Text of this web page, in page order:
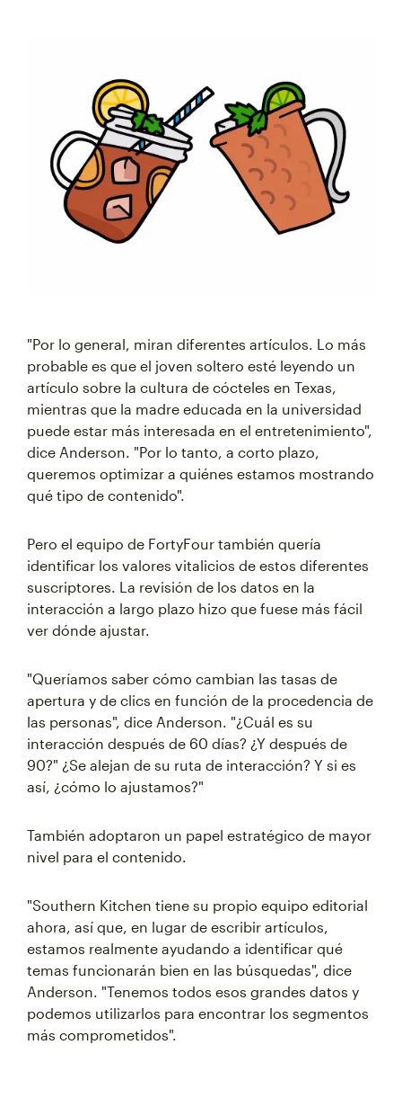
"Por lo general, miran diferentes artículos. Lo más
probable es que el joven soltero esté leyendo un
artículo sobre la cultura de cócteles en Texas,
mientras que la madre educada en la universidad
puede estar más interesada en el entretenimiento",
dice Anderson. "Por lo tanto, a corto plazo,
queremos optimizar a quiénes estamos mostrando
qué tipo de contenido".
Pero el equipo de FortyFour también quería
identificar los valores vitalicios de estos diferentes
suscriptores. La revisión de los datos en la
interacción a largo plazo hizo que fuese más fácil
ver dónde ajustar.
"Queríamos saber cómo cambian las tasas de
apertura y de clics en función de la procedencia de
las personas", dice Anderson. "¿Cuál es su
interacción después de 60 días? ¿Y después de
90?" ¿Se alejan de su ruta de interacción? Y si es
así, ¿cómo lo ajustamos?"
También adoptaron un papel estratégico de mayor
nivel para el contenido.
"Southern Kitchen tiene su propio equipo editorial
ahora, así que, en lugar de escribir artículos,
estamos realmente ayudando a identificar qué
temas funcionarán bien en las búsquedas", dice
Anderson. "Tenemos todos esos grandes datos y
podemos utilizarlos para encontrar los segmentos
más comprometidos".